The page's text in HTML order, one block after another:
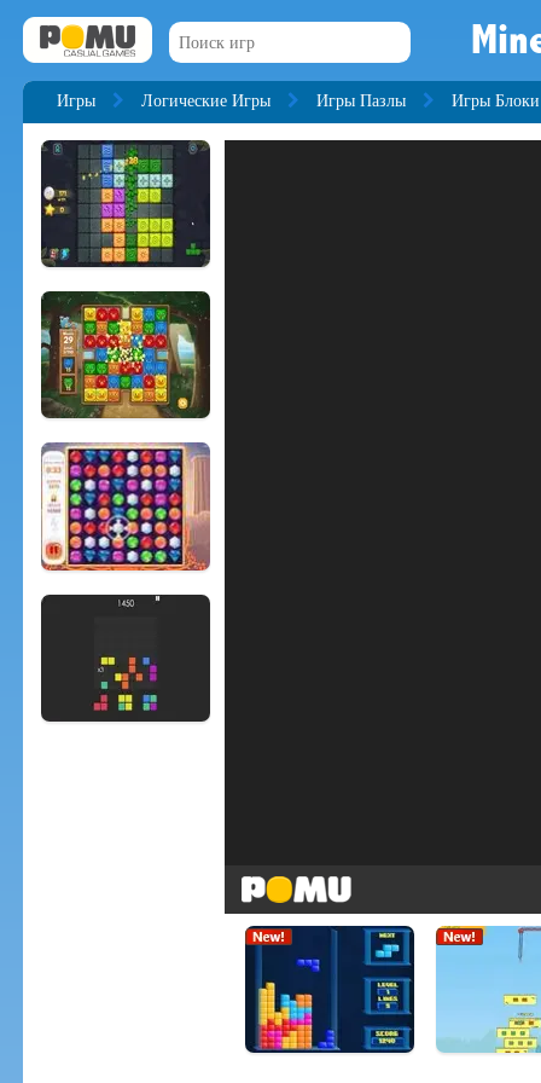
Игры Логические Игры Игры Пазлы Игры Блоки